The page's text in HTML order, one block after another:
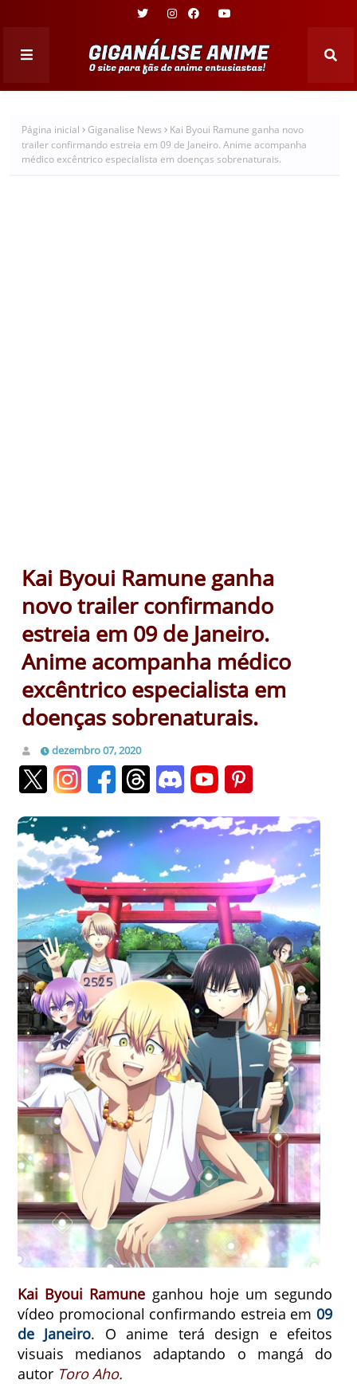
Página inicial Giganalise News
Kai Byoui Ramune ganha novo
trailer confirmando estreia em 09 de Janeiro. Anime acompanha
médico excêntrico especialista em doenças sobrenaturais.
Kai Byoui Ramune ganha
novo trailer confirmando
estreia em 09 de Janeiro.
Anime acompanha médico
excêntrico especialista em
doenças sobrenaturais.
dezembro 07, 2020
Kai Byoui Ramune ganhou hoje um segundo
vídeo promocional confirmando estreia em 09
de Janeiro. O anime terá design e efeitos
visuais medianos adaptando o mangá do
autor Toro Aho.